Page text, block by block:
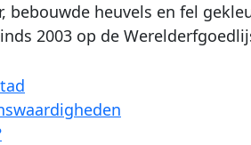
bebouwde heuvels en fel
2003 op de